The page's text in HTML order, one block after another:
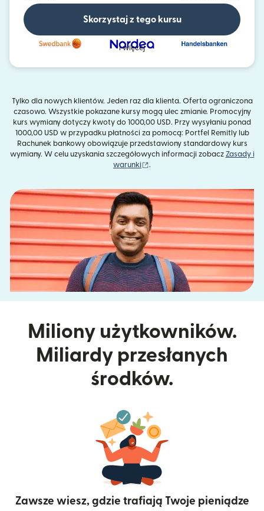
Skorzystaj z tego kursu
i więcej
Tylko dla nowych klientów. Jeden raz dla klienta. Oferta ograniczona
czasowo. Wszystkie pokazane kursy mogą ulec zmianie. Promocyjny
kurs wymiany dotyczy kwoty do 1000,00 USD. Przy wysyłaniu ponad
1000,00 USD w przypadku płatności za pomocą: Portfel Remitly lub
Rachunek bankowy obowiązuje przedstawiony standardowy kurs
wymiany. W celu uzyskania szczegółowych informacji zobacz Zasady i
warunki
.
Miliony użytkowników.
Miliardy przesłanych
środków.
Zawsze wiesz, gdzie trafiają Twoje pieniądze